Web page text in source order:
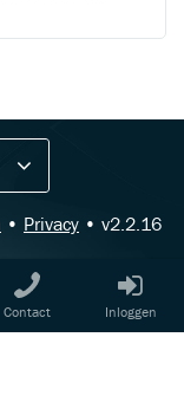
Contact Inloggen
• Privacy • v2.2.16
tips,
Cartec.